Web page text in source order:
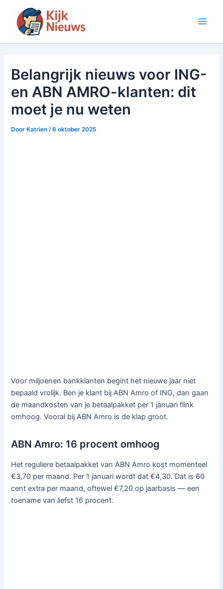
inhoud
Belangrijk nieuws voor ING-
en ABN AMRO-klanten: dit
moet je nu weten
Door Katrien/6 oktober 2025
Voor miljoenen bankklanten begint het nieuwe jaar niet
bepaald vrolijk. Ben je klant bij ABN Amro of ING, dan gaan
de maandkosten van je betaalpakket per 1 januari flink
omhoog. Vooral bij ABN Amro is de klap groot.
ABN Amro: 16 procent omhoog
Het reguliere betaalpakket van ABN Amro kost momenteel
€3,70 per maand. Per 1 januari wordt dat €4,30. Dat is 60
cent extra per maand, oftewel €7,20 op jaarbasis — een
toename van liefst 16 procent.